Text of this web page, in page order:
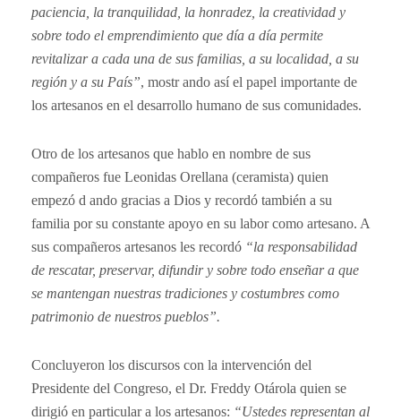
paciencia, la tranquilidad, la honradez, la creatividad y
sobre todo el emprendimiento que día a día permite
revitalizar a cada una de sus familias, a su localidad, a su
región y a su País”, mostr ando así el papel importante de
los artesanos en el desarrollo humano de sus comunidades.
Otro de los artesanos que hablo en nombre de sus
compañeros fue Leonidas Orellana (ceramista) quien
empezó d ando gracias a Dios y recordó también a su
familia por su constante apoyo en su labor como artesano. A
sus compañeros artesanos les recordó “la responsabilidad
de rescatar, preservar, difundir y sobre todo enseñar a que
se mantengan nuestras tradiciones y costumbres como
patrimonio de nuestros pueblos”.
Concluyeron los discursos con la intervención del
Presidente del Congreso, el Dr. Freddy Otárola quien se
dirigió en particular a los artesanos: “Ustedes representan al